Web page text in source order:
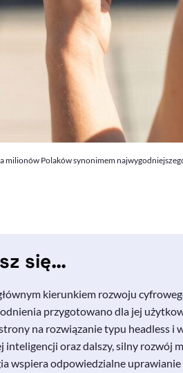
milionów Polaków synonimem
się…
kierunkiem rozwoju
przygotowano dla jej
na rozwiązanie typu headlessi
oraz dalszy, silny rozwój
wspiera odpowiedzialne